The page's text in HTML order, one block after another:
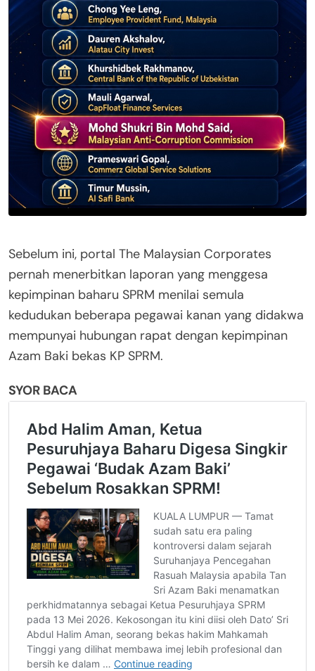
Sebelum ini, portal The Malaysian Corporates
pernah menerbitkan laporan yang menggesa
kepimpinan baharu SPRM menilai semula
kedudukan beberapa pegawai kanan yang didakwa
mempunyai hubungan rapat dengan kepimpinan
Azam Baki bekas KP SPRM.
SYOR BACA